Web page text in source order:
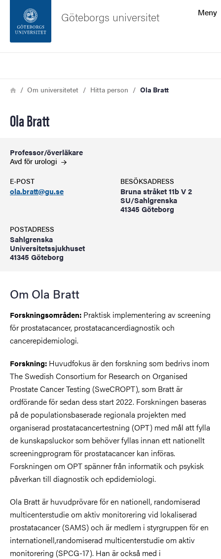
Sidfoten
Meny
Göteborgs universitet
Länkstig
HemOm universitetet Hitta person Ola Bratt
Ola Bratt
Professor/överläkare
Avd förurologi
E-POST
ola.bratt@gu.se
BESÖKSADRESS
Bruna stråket 11b V 2
SU/Sahlgrenska
41345 Göteborg
POSTADRESS
Sahlgrenska
Universitetssjukhuset
41345 Göteborg
Om Ola Bratt
Forskningsområden: Praktisk implementering av screening
för prostatacancer, prostatacancerdiagnostik och
cancerepidemiologi.
Forskning: Huvudfokus är den forskning som bedrivs inom
The Swedish Consortium for Research on Organised
Prostate Cancer Testing (SweCROPT), som Bratt är
ordförande för sedan dess start 2022. Forskningen baseras
på de populationsbaserade regionala projekten med
organiserad prostatacancertestning (OPT) med mål att fylla
de kunskapsluckor som behöver fyllas innan ett nationellt
screeningprogram för prostatacancer kan införas.
Forskningen om OPT spänner från informatik och psykisk
påverkan till diagnostik och epdidemiologi.
Ola Bratt är huvudprövare för en nationell, randomiserad
multicenterstudie om aktiv monitorering vid lokaliserad
prostatacancer (SAMS) och är medlem i styrgruppen för en
internationell,randomiserad multicenterstudie om aktiv
monitorering (SPCG-17). Han är också med i